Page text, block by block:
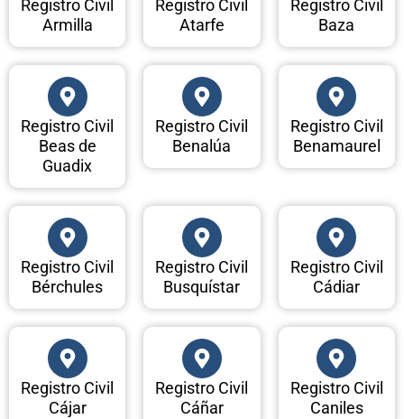
Registro Civil
Armilla
Registro Civil
Atarfe
Registro Civil
Baza
Registro Civil
Beas de
Guadix
Registro Civil
Benalúa
Registro Civil
Benamaurel
Registro Civil
Bérchules
Registro Civil
Busquístar
Registro Civil
Cádiar
Registro Civil
Cájar
Registro Civil
Cáñar
Registro Civil
Caniles